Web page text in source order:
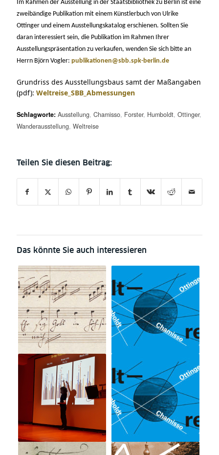
Im Rahmen der Ausstellung in der Staatsbibliothek zu Berlin ist eine
zweibändige Publikation mit einem Künstlerbuch von Ulrike
Ottinger und einem Ausstellungskatalog erschienen. Sollten Sie
daran interessiert sein, die Publikation im Rahmen Ihrer
Ausstellungspräsentation zu verkaufen, wenden Sie sich bitte an
Herrn Björn Vogler: publikationen@sbb.spk-berlin.de
Grundriss des Ausstellungsbaus samt der Maßangaben
(pdf): Weltreise_SBB_Abmessungen
Schlagworte: Ausstellung, Chamisso, Forster, Humboldt, Ottinger,
Wanderausstellung, Weltreise
Das könnte Sie auch interessieren